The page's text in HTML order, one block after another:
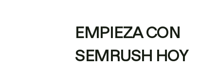
EMPIEZA CON
SEMRUSH HOY